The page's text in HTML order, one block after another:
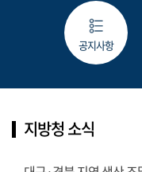
공지사항
지방청 소식